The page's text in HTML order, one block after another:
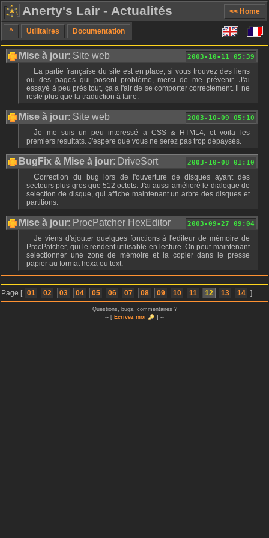
Anerty's Lair - Actualités << Home
^ Utilitaires Documentation
2003-10-11 05:39
Mise à jour: Site web
La partie française du site est en place, si vous trouvez des liens
ou des pages qui posent problème, merci de me prévenir. J'ai
essayé à peu près tout, ça a l'air de se comporter correctement. Il ne
reste plus que la traduction à faire.
2003-10-09 05:10
Mise à jour: Site web
Je me suis un peu interessé a CSS & HTML4, et voila les
premiers resultats. J'espere que vous ne serez pas trop dépaysés.
2003-10-08 01:10
BugFix & Mise à jour: DriveSort
Correction du bug lors de l'ouverture de disques ayant des
secteurs plus gros que 512 octets. J'ai aussi amélioré le dialogue de
selection de disque, qui affiche maintenant un arbre des disques et
partitions.
2003-09-27 09:04
Mise à jour: ProcPatcher HexEditor
Je viens d'ajouter quelques fonctions à l'editeur de mémoire de
ProcPatcher, qui le rendent utilisable en lecture. On peut maintenant
selectionner une zone de mémoire et la copier dans le presse
papier au format hexa ou text.
Page [ 01 . 02 . 03 . 04 . 05 . 06 . 07 . 08 . 09 . 10 . 11 . 12 . 13 . 14 ]
Questions, bugs, commentaires ?
-- [ Ecrivez moi ] --